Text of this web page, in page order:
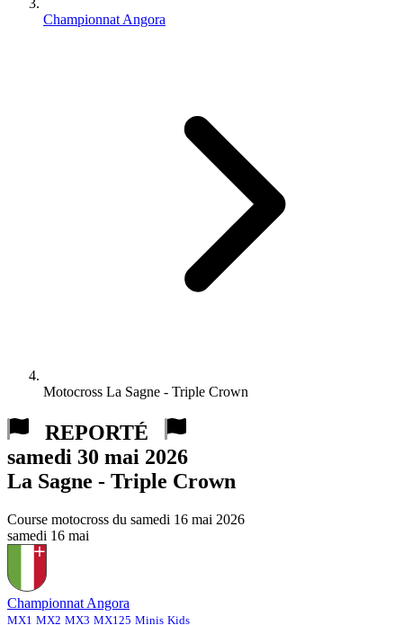
Championnat Angora
Motocross La Sagne - Triple Crown
REPORTÉ
samedi 30 mai 2026
La Sagne - Triple Crown
Course motocross du samedi 16 mai 2026
samedi 16 mai
Championnat Angora
MX1 MX2 MX3 MX125 Minis Kids